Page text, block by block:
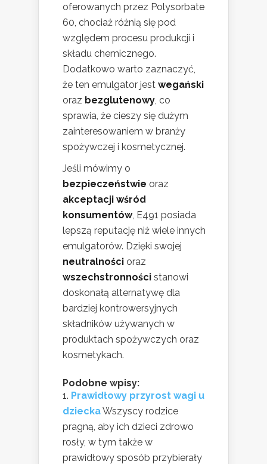
oferowanych przez Polysorbate
60, chociaż różnią się pod
względem procesu produkcji i
składu chemicznego.
Dodatkowo warto zaznaczyć,
że ten emulgator jest wegański
oraz bezglutenowy, co
sprawia, że cieszy się dużym
zainteresowaniem w branży
spożywczej i kosmetycznej.
Jeśli mówimy o
bezpieczeństwie oraz
akceptacji wśród
konsumentów, E491 posiada
lepszą reputację niż wiele innych
emulgatorów. Dzięki swojej
neutralności oraz
wszechstronności stanowi
doskonałą alternatywę dla
bardziej kontrowersyjnych
składników używanych w
produktach spożywczych oraz
kosmetykach.
Podobne wpisy:
Prawidłowy przyrost wagi u
dzieckaWszyscy rodzice
pragną, aby ich dzieci zdrowo
rosły, w tym także w
prawidłowy sposób przybierały